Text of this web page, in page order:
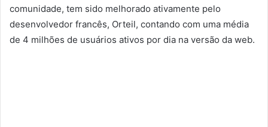
comunidade, tem sido melhorado ativamente pelo
desenvolvedor francês, Orteil, contando com uma média
de 4 milhões de usuários ativos por dia na versão da web.